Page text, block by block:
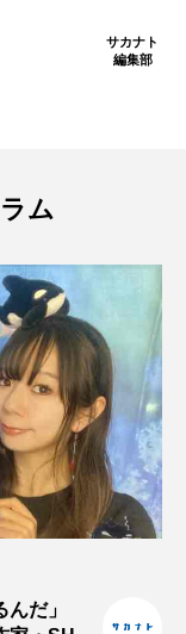
ドスイカ
ダイ
キアナゴ
ョウ
シウツボ
サカナト
編集部
ム
だ」